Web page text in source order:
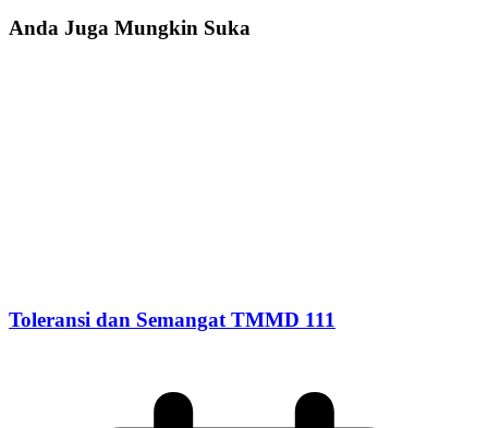
Anda Juga Mungkin Suka
Toleransi dan Semangat TMMD 111